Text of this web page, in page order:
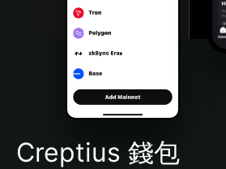
Português (Brasil)
Español (Argentina)
Creptius 錢包